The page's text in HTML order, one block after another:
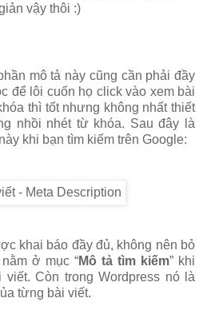
vậy thôi :)
mô tả này cũng cần phải đầy
để lôi cuốn họ click vào xem bài
thì tốt nhưng không nhất thiết
nhồi nhét từ khóa. Sau đây là
khi bạn tìm kiếm trên Google:
khai báo đầy đủ, không nên bỏ
ở mục “Mô tả tìm kiếm” khi
Còn trong Wordpress nó là
từng bài viết.